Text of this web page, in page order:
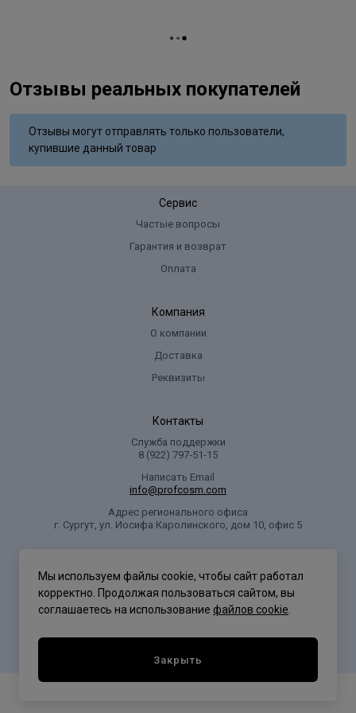
OilEtidronic AcidSodium SulfiteButyloctanolPolysorbate
Phenylenediamine Sulfate4-Amino-2-HydroxytolueneCitric Acid.
для всех типов
Название цвета Тёплое Золото
Вид деятельности парикмахер
Отзывы реальных покупателей
Отзывы могут отправлять только пользователи,
купившие данный товар
Сервис
Частые вопросы
Гарантия и возврат
Оплата
Компания
О компании
Доставка
Реквизиты
Контакты
Служба поддержки
8 (922) 797‑51-15
Написать Email
info@profcosm.com
Адрес регионального офиса
г. Сургут, ул. Иосифа Каролинского, дом 10, офис 5
Мы используем файлы cookie, чтобы сайт работал
корректно. Продолжая пользоваться сайтом, вы
соглашаетесь на использование файлов cookie
Закрыть